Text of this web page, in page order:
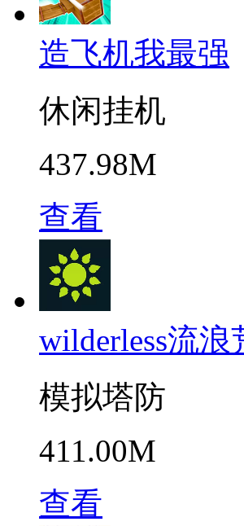
造飞机我最强
休闲挂机
437.98M
查看
wilderless流浪
模拟塔防
411.00M
查看